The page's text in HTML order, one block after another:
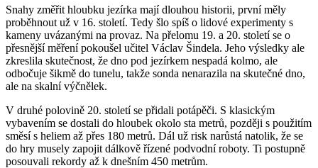
Snahy změřit hloubku jezírka mají dlouhou historii, první měly
proběhnout už v 16. století. Tedy šlo spíš o lidové experimenty s
kameny uvázanými na provaz. Na přelomu 19. a 20. století se o
přesnější měření pokoušel učitel Václav Šindela. Jeho výsledky ale
zkreslila skutečnost, že dno pod jezírkem nespadá kolmo, ale
odbočuje šikmě do tunelu, takže sonda nenarazila na skutečné dno,
ale na skalní výčnělek.
V druhé polovině 20. století se přidali potápěči. S klasickým
vybavením se dostali do hloubek okolo sta metrů, později s použitím
směsí s heliem až přes 180 metrů. Dál už risk narůstá natolik, že se
do hry musely zapojit dálkově řízené podvodní roboty. Ti postupně
posouvali rekordy až k dnešním 450 metrům.